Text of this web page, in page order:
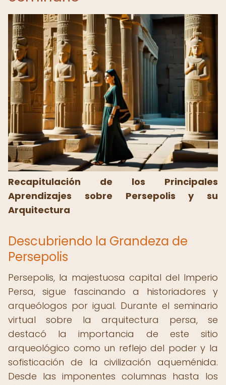
Recapitulación de los Principales
Aprendizajes sobre Persepolis y su
Arquitectura
Descubriendo la Grandeza de
Persepolis
Persepolis, la majestuosa capital del Imperio
Persa, sigue fascinando a historiadores y
arqueólogos por igual. Durante el seminario
virtual sobre la arquitectura persa, se
destacó la importancia de este sitio
arqueológico como un reflejo del poder y la
sofisticación de la civilización aqueménida.
Desde las imponentes columnas hasta los